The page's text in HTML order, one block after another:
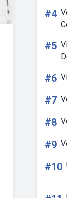
#4
#5
#6
#7
#8
#9
#10